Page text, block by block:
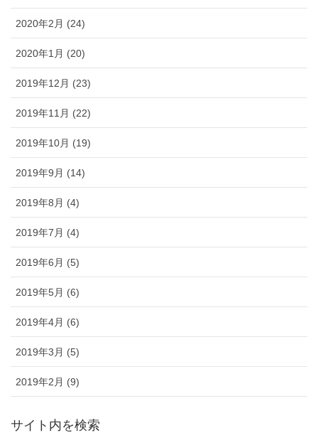
2020年2月 (24)
2020年1月 (20)
2019年12月 (23)
2019年11月 (22)
2019年10月 (19)
2019年9月 (14)
2019年8月 (4)
2019年7月 (4)
2019年6月 (5)
2019年5月 (6)
2019年4月 (6)
2019年3月 (5)
2019年2月 (9)
サイト内を検索